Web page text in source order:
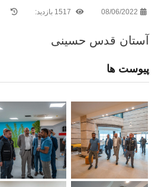
08/06/2022
آستان قدس حسینی
پیوست ها